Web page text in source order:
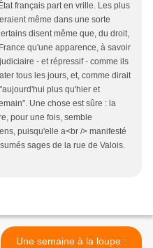
français part en vrille. Les plus
même dans une sorte
disent même que, du droit,
qu'une apparence, à savoir
- et répressif - comme ils
tous les jours, et, comme dirait
plus qu'hier et
Une chose est sûre : la
pour une fois, semble
puisqu'elle a<br /> manifesté
sages de la rue de Valois.
Une semaine à la loupe :